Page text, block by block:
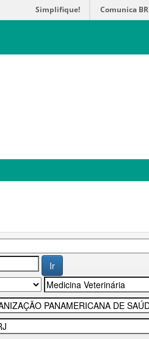
Simplifique! Comunica BR